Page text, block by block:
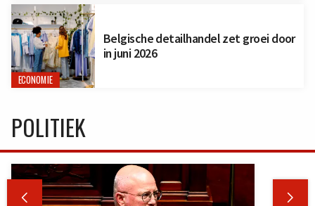
ECONOMIE
Belgische detailhandel zet groei door
in juni 2026
POLITIEK
 